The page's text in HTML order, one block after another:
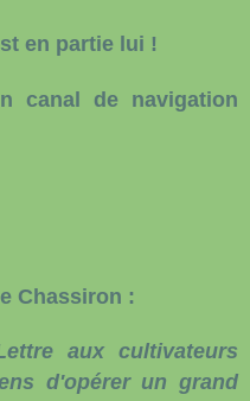
en partie lui !
canal de navigation
Chassiron :
aux cultivateurs
d'opérer un grand